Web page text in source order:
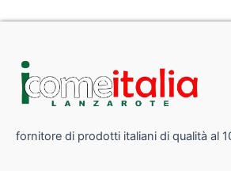
fornitore di prodotti italiani di qualità al